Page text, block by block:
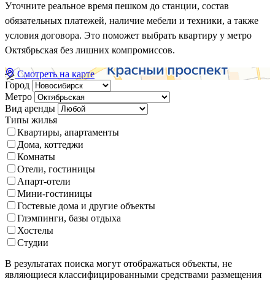
Уточните реальное время пешком до станции, состав
обязательных платежей, наличие мебели и техники, а также
условия договора. Это поможет выбрать квартиру у метро
Октябрьская без лишних компромиссов.
Смотреть на карте
Город
Метро
Вид аренды
Типы жилья
Квартиры, апартаменты
Дома, коттеджи
Комнаты
Отели, гостиницы
Апарт-отели
Мини-гостиницы
Гостевые дома и другие объекты
Глэмпинги, базы отдыха
Хостелы
Студии
В результатах поиска могут отображаться объекты, не
являющиеся классифицированными средствами размещения